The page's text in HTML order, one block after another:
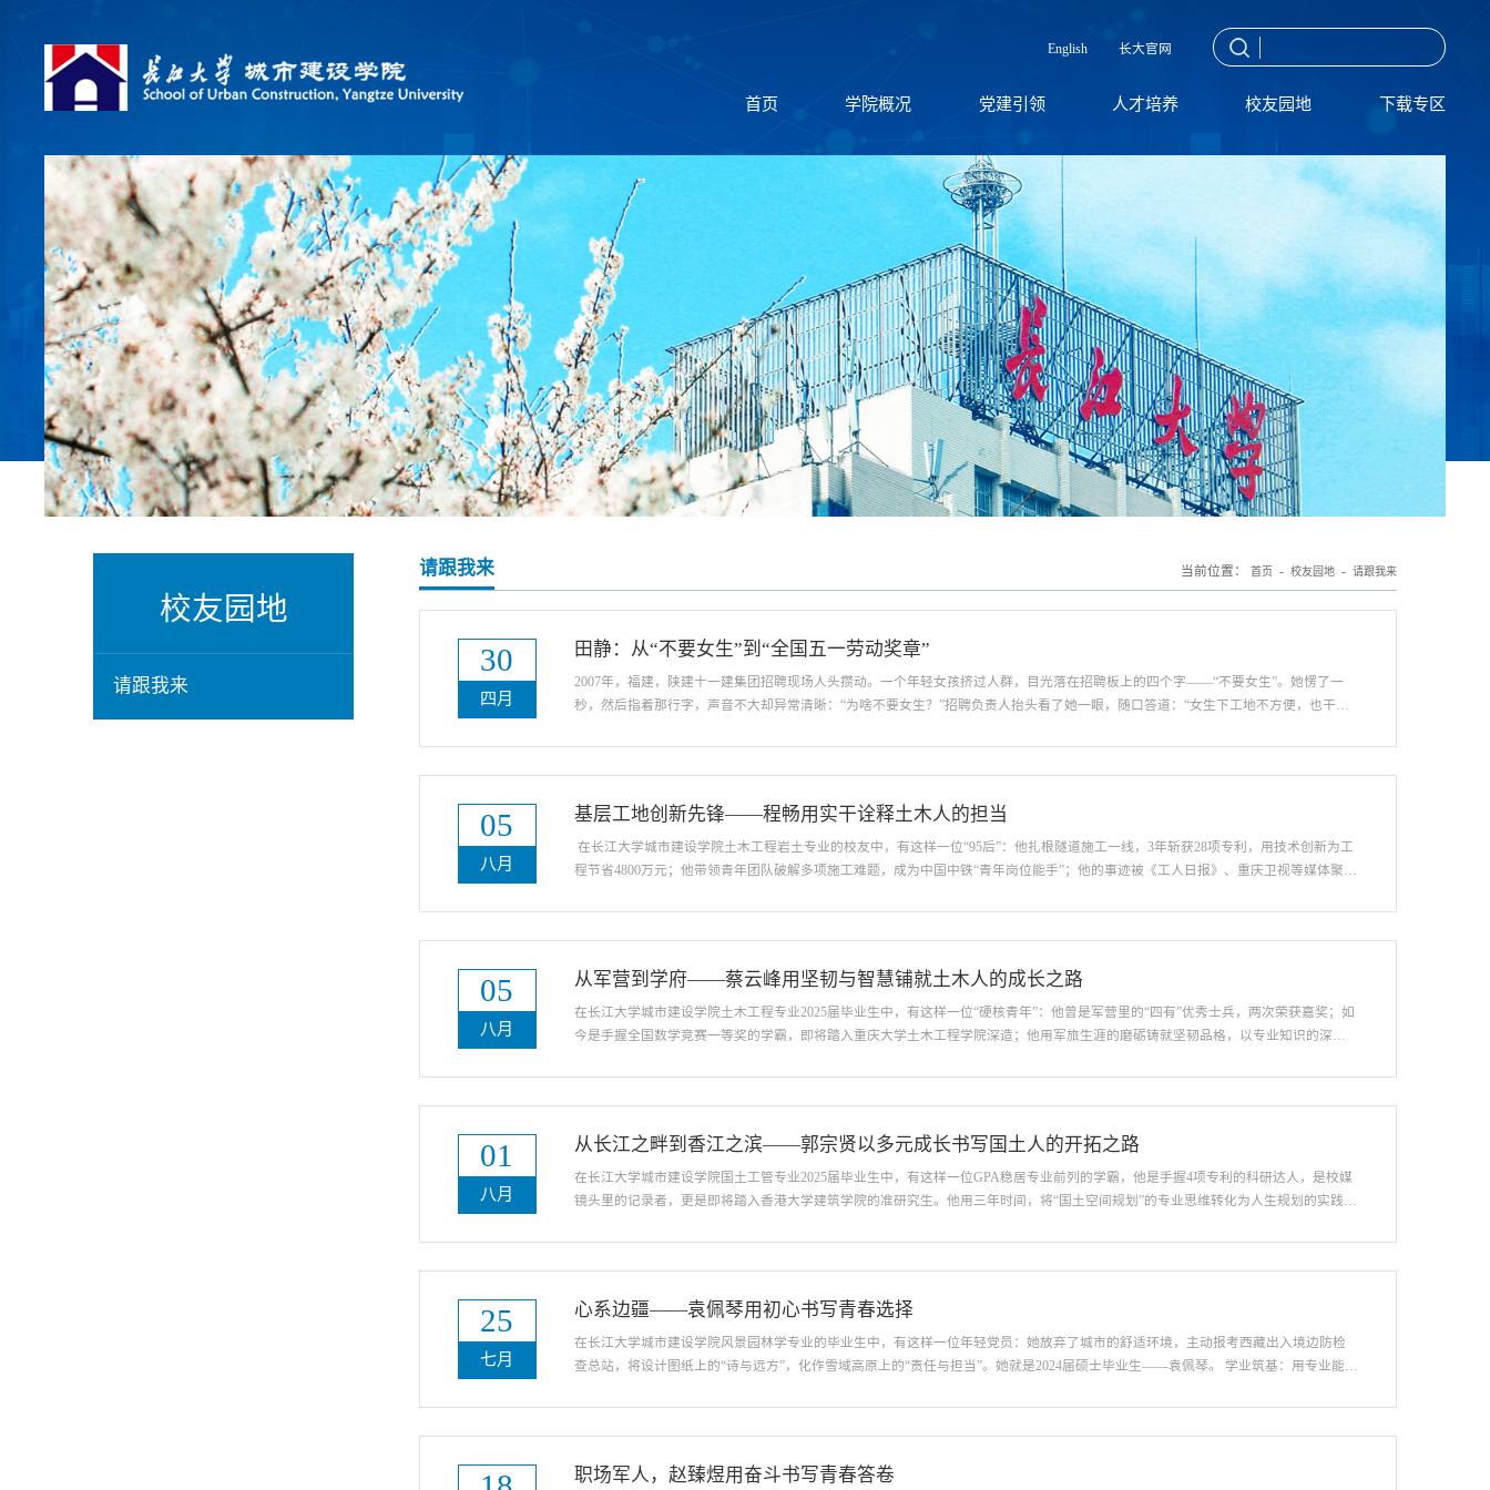
English 长大官网
首页 学院概况 党建引领 人才培养 校友园地 下载专区
校友园地
请跟我来
请跟我来 当前位置： 首页 - 校友园地 - 请跟我来
30
四月
田静：从“不要女生”到“全国五一劳动奖章”
2007年，福建，陕建十一建集团招聘现场人头攒动。一个年轻女孩挤过人群，目光落在招聘板上的四个字——“不要女生”。她愣了一
秒，然后指着那行字，声音不大却异常清晰：“为啥不要女生？”招聘负责人抬头看了她一眼，随口答道：“女生下工地不方便，也干不
干的，男人能干的活儿我也能干。” 那一递...
05
八月
基层工地创新先锋——程畅用实干诠释土木人的担当
在长江大学城市建设学院土木工程岩土专业的校友中，有这样一位“95后”：他扎根隧道施工一线，3年斩获28项专利，用技术创新为工
程节省4800万元；他带领青年团队破解多项施工难题，成为中国中铁“青年岗位能手”；他的事迹被《工人日报》、重庆卫视等媒体聚
天，刚走出校园的程畅带着土木工程专业...
05
八月
从军营到学府——蔡云峰用坚韧与智慧铺就土木人的成长之路
在长江大学城市建设学院土木工程专业2025届毕业生中，有这样一位“硬核青年”：他曾是军营里的“四有”优秀士兵，两次荣获嘉奖；如
今是手握全国数学竞赛一等奖的学霸，即将踏入重庆大学土木工程学院深造；他用军旅生涯的磨砺铸就坚韧品格，以专业知识的深耕
大一学业的蔡云峰做出一个重要决定——报名...
01
八月
从长江之畔到香江之滨——郭宗贤以多元成长书写国土人的开拓之路
在长江大学城市建设学院国土工管专业2025届毕业生中，有这样一位GPA稳居专业前列的学霸，他是手握4项专利的科研达人，是校媒
镜头里的记录者，更是即将踏入香港大学建筑学院的准研究生。他用三年时间，将“国土空间规划”的专业思维转化为人生规划的实践智
硬核实力“国土工管不是简单的‘绘图填表’，...
25
七月
心系边疆——袁佩琴用初心书写青春选择
在长江大学城市建设学院风景园林学专业的毕业生中，有这样一位年轻党员：她放弃了城市的舒适环境，主动报考西藏出入境边防检
查总站，将设计图纸上的“诗与远方”，化作雪域高原上的“责任与担当”。她就是2024届硕士毕业生——袁佩琴。 学业筑基：用专业能力
概念方案征集二等奖；从第九届“互联网+...
职场军人，赵臻煜用奋斗书写青春答卷